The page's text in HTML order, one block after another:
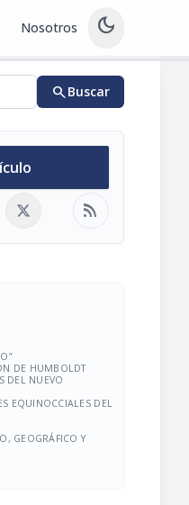
Nosotros dark_mode
searchBuscar
rss_feed
DE HUMBOLDT
DEL NUEVO
EQUINOCCIALES DEL
GEOGRÁFICO Y